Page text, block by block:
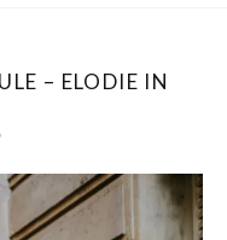
– ELODIE IN